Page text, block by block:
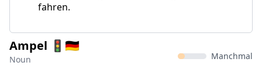
fahren.
Ampel 🚦🇩🇪
Noun Manchmal